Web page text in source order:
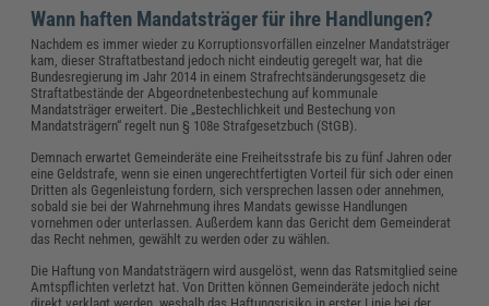
Wann haften Mandatsträger für ihre Handlungen?
Nachdem es immer wieder zu Korruptionsvorfällen einzelner Mandatsträger
kam, dieser Straftatbestand jedoch nicht eindeutig geregelt war, hat die
Bundesregierung im Jahr 2014 in einem Strafrechtsänderungsgesetz die
Straftatbestände der Abgeordnetenbestechung auf kommunale
Mandatsträger erweitert. Die „Bestechlichkeit und Bestechung von
Mandatsträgern“ regelt nun § 108e Strafgesetzbuch (StGB).
Demnach erwartet Gemeinderäte eine Freiheitsstrafe bis zu fünf Jahren oder
eine Geldstrafe, wenn sie einen ungerechtfertigten Vorteil für sich oder einen
Dritten als Gegenleistung fordern, sich versprechen lassen oder annehmen,
sobald sie bei der Wahrnehmung ihres Mandats gewisse Handlungen
vornehmen oder unterlassen. Außerdem kann das Gericht dem Gemeinderat
das Recht nehmen, gewählt zu werden oder zu wählen.
Die Haftung von Mandatsträgern wird ausgelöst, wenn das Ratsmitglied seine
Amtspflichten verletzt hat. Von Dritten können Gemeinderäte jedoch nicht